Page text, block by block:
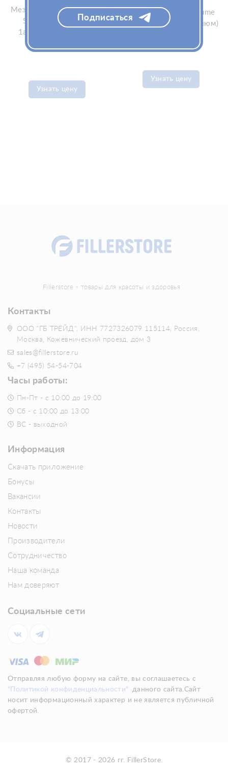
Мезопрепарат для волос
Skinasil Strong Hair
1ампx2мл (Скинасил
Узнать цену
Филлер Princess Volume
1x1мл (Принцесс Волюм)
Узнать цену
Fillerstore - товары для красоты и здоровья
Контакты
ООО "ГБ ТРЕЙД", ИНН 7727326079 115114, Россия,
Москва, Кожевнический проезд, дом 3
sales@fillerstore.ru
+7 (495) 54-54-704
Часы работы:
Пн-Пт - с 10:00 до 19:00
Сб - с 10:00 до 13:00
ВС - выходной
Информация
Скачать приложение
Бонусы
Вакансии
Контакты
Новости
Производители
Сотрудничество
Наша команда
Нам доверяют
Социальные сети
Отправляя любую форму на сайте, вы соглашаетесь с
"Политикой конфиденциальности"
данного сайта.Сайт
носит информационный характер и не является публичной
офертой.
© 2017 - 2026 гг. FillerStore.
Подписаться